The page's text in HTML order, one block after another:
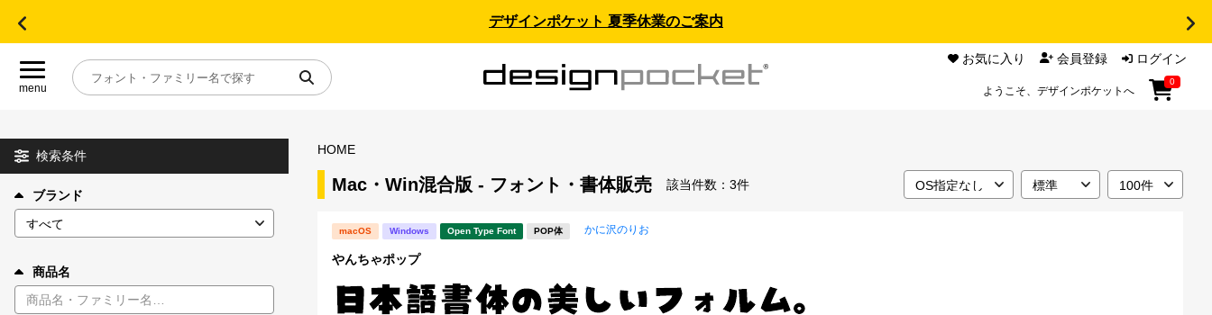
デザインポケット 夏季休業のご案内
menu
お気に入り 会員登録 ログイン
ようこそ、デザインポケットへ
0
目的別フォントガイド
特集
年間ライセンス商品
検索条件
ブランド
商品名
HOME
Mac・Win混合版 - フォント・書体販売 該当件数： 3件
macOS Windows Open Type Font POP体 かに沢のりお
やんちゃポップ